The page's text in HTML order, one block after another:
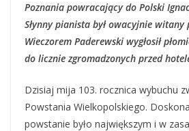
Poznania powracający do Polski
Słynny pianista był owacyjnie
Wieczorem Paderewski wygłosił
do licznie zgromadzonych przed
Dzisiaj mija 103. rocznica wybuchu
Powstania Wielkopolskiego.
powstanie było największym i w